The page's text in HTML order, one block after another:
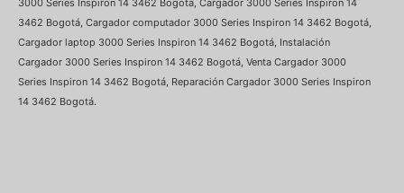
3462 Bogotá, Cargador computador 3000 Series Inspiron 14 3462 Bogotá,
Cargador laptop 3000 Series Inspiron 14 3462 Bogotá, Instalación
Cargador 3000 Series Inspiron 14 3462 Bogotá, Venta Cargador 3000
Series Inspiron 14 3462 Bogotá, Reparación Cargador 3000 Series Inspiron
14 3462 Bogotá.